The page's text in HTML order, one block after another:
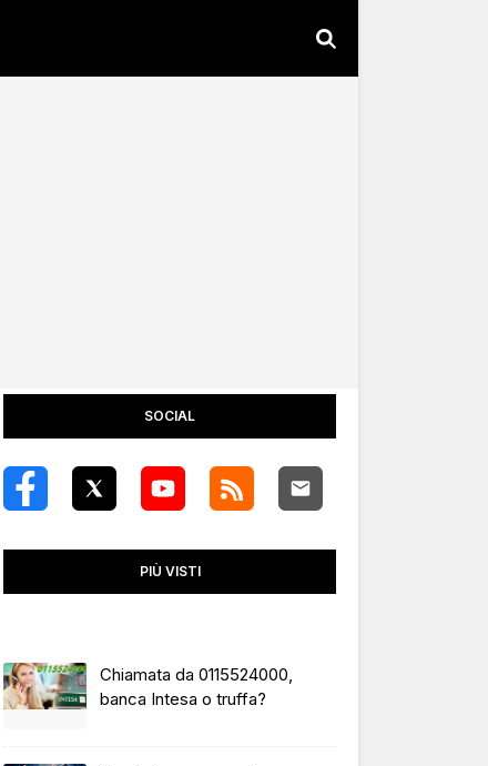
SOCIAL
PIÙ VISTI
Chiamata da 0115524000,
banca Intesa o truffa?